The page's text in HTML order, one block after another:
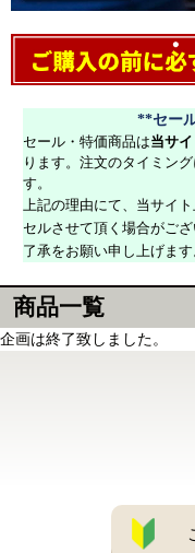
**セー
セール・特価商品は当サ
ります。注文のタイミン
す。
上記の理由にて、当サイ
セルさせて頂く場合がご
了承をお願い申し上げます
商品一覧
企画は終了致しました。